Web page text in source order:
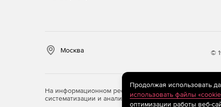
Москва ©
На информационном ресурсе store.softline.ru
систематизации и анализа сведений, относящихся к
Продолжая использовать
использовать файлы
оптимизации работы веб-